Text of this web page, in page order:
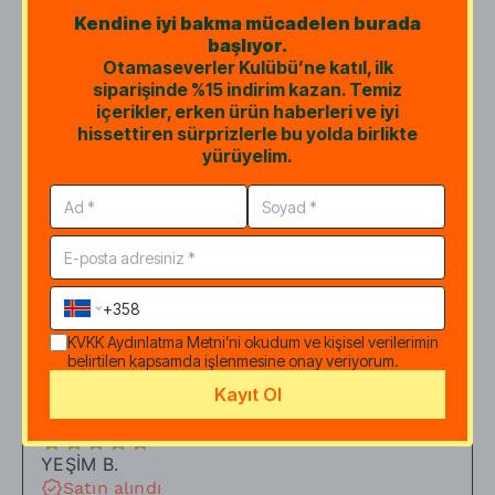
Elif Melis
29 Temmuz 2026 Çarşamba
Keten tohumunu öğütüp kullanıyordum
sanırım yağı da faydalıdır”
Merve O.
Satın alındı
24 Temmuz 2026 Cuma
Kefirin içine katarak tüketiyorum, çok
memnunum.”
YEŞİM B.
Satın alındı
Kendine iyi bakma mücadelen burada
başlıyor.
Otamaseverler Kulübü’ne katıl, ilk
siparişinde %15 indirim kazan. Temiz
içerikler, erken ürün haberleri ve iyi
hissettiren sürprizlerle bu yolda birlikte
yürüyelim.
KVKK Aydınlatma Metni’ni okudum ve kişisel verilerimin
belirtilen kapsamda işlenmesine onay veriyorum.
Kayıt Ol